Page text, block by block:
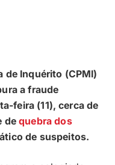
de Inquérito (CPMI)
a fraude
feira (11), cerca de
dequebra dos
de suspeitos.